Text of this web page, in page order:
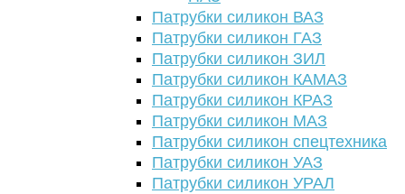
Патрубки силикон ВАЗ
Патрубки силикон ГАЗ
Патрубки силикон ЗИЛ
Патрубки силикон КАМАЗ
Патрубки силикон КРАЗ
Патрубки силикон МАЗ
Патрубки силикон спецтехника
Патрубки силикон УАЗ
Патрубки силикон УРАЛ